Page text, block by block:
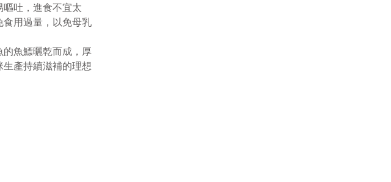
吐，進食不宜太
用過量，以免母乳
魚鰾曬乾而成，厚
產持續滋補的理想